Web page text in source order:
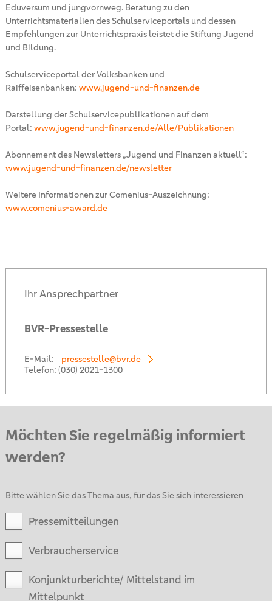
Eduversum und jungvornweg. Beratung zu den
Unterrichtsmaterialien des Schulserviceportals und dessen
Empfehlungen zur Unterrichtspraxis leistet die Stiftung Jugend
und Bildung.
Schulserviceportal der Volksbanken und
Raiffeisenbanken: www.jugend-und-finanzen.de
Darstellung der Schulservicepublikationen auf dem
Portal: www.jugend-und-finanzen.de/Alle/Publikationen
Abonnement des Newsletters „Jugend und Finanzen aktuell“:
www.jugend-und-finanzen.de/newsletter
Weitere Informationen zur Comenius-Auszeichnung:
www.comenius-award.de
Ihr Ansprechpartner
BVR-Pressestelle
E-Mail:
pressestelle@bvr.de
Telefon: (030) 2021-1300
Möchten Sie regelmäßig informiert
werden?
Bitte wählen Sie das Thema aus, für das Sie sich interessieren
Pressemitteilungen
Verbraucherservice
Konjunkturberichte/ Mittelstand im
Mittelpunkt